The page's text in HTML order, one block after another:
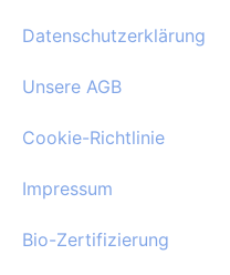
Datenschutzerklärung
Unsere AGB
Cookie-Richtlinie
Impressum
Bio-Zertifizierung